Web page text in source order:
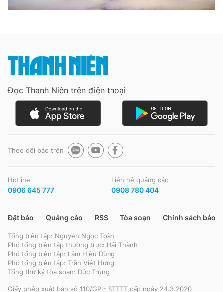
Đọc Thanh Niên trên điện thoại
Theo dõi báo trên
Hotline
0906 645 777
Liên hệ quảng cáo
0908 780 404
Đặt báo Quảng cáo RSS Tòa soạn Chính sách bảo
Tổng biên tập: Nguyễn Ngọc Toàn
Phó tổng biên tập thường trực: Hải Thành
Phó tổng biên tập: Lâm Hiếu Dũng
Phó tổng biên tập: Trần Việt Hưng
Tổng thư ký tòa soạn: Đức Trung
Giấy phép xuất bản số 110/GP - BTTTT cấp ngày 24.3.2020